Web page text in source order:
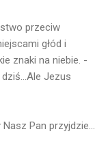
przeciw
głód i
znaki na niebie. -
Jezus
Pan przyjdzie...